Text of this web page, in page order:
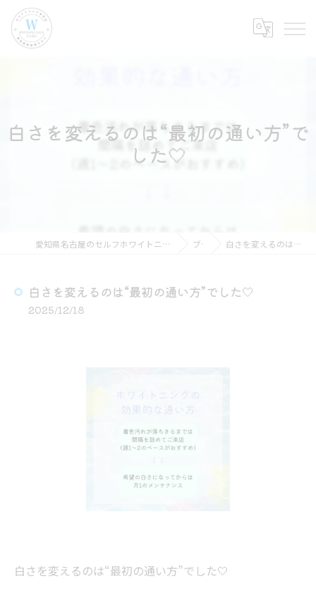
白さを変えるのは“最初の通い方”で
した🤍
愛知県名古屋のセルフホワイトニングならホワイトニングショップ名古屋店 ブログ 白さを変えるのは“最初の通い方”でした🤍
白さを変えるのは“最初の通い方”でした🤍
2025/12/18
白さを変えるのは“最初の通い方”でした🤍